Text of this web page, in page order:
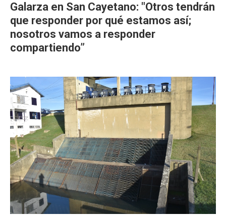
Galarza en San Cayetano: "Otros tendrán
que responder por qué estamos así;
nosotros vamos a responder
compartiendo”